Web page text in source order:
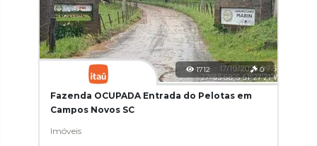
1712 0
Fazenda OCUPADA Entrada do Pelotas em
Campos Novos SC
Imóveis